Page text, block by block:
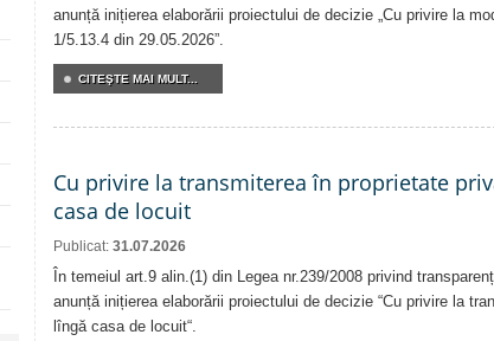
anunță inițierea elaborării proiectului de decizie „Cu privire la
1/5.13.4 din 29.05.2026”.
CITEŞTE MAI MULT...
Cu privire la transmiterea în proprietate
casa de locuit
Publicat: 31.07.2026
În temeiul art.9 alin.(1) din Legea nr.239/2008 privind
anunță inițierea elaborării proiectului de decizie “Cu privire la
lîngă casa de locuit“.